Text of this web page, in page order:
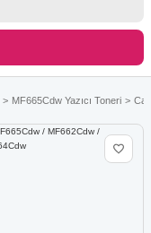
MF665Cdw Yazıcı Toneri